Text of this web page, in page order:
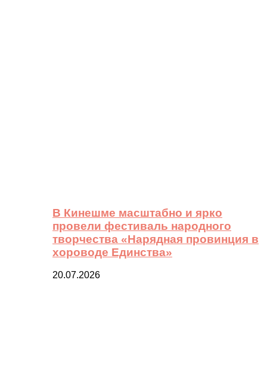
В Кинешме масштабно и ярко
провели фестиваль народного
творчества «Нарядная провинция в
хороводе Единства»
20.07.2026